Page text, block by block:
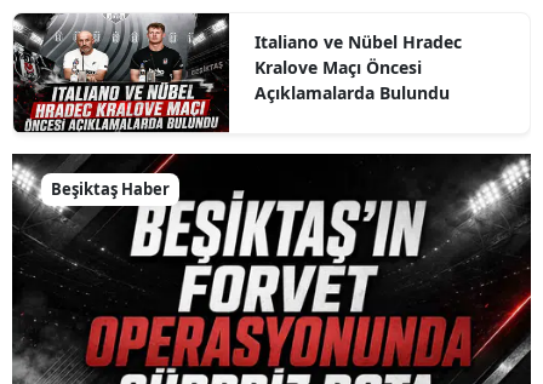
Italiano ve Nübel Hradec
Kralove Maçı Öncesi
Açıklamalarda Bulundu
Beşiktaş Haber